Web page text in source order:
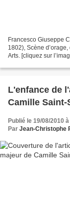
Francesco Giuseppe
1802), Scène
Arts. [cliquez sur
L'enfance de
Camille Saint-
Publié le 19/08/2010
Par Jean-Christophe